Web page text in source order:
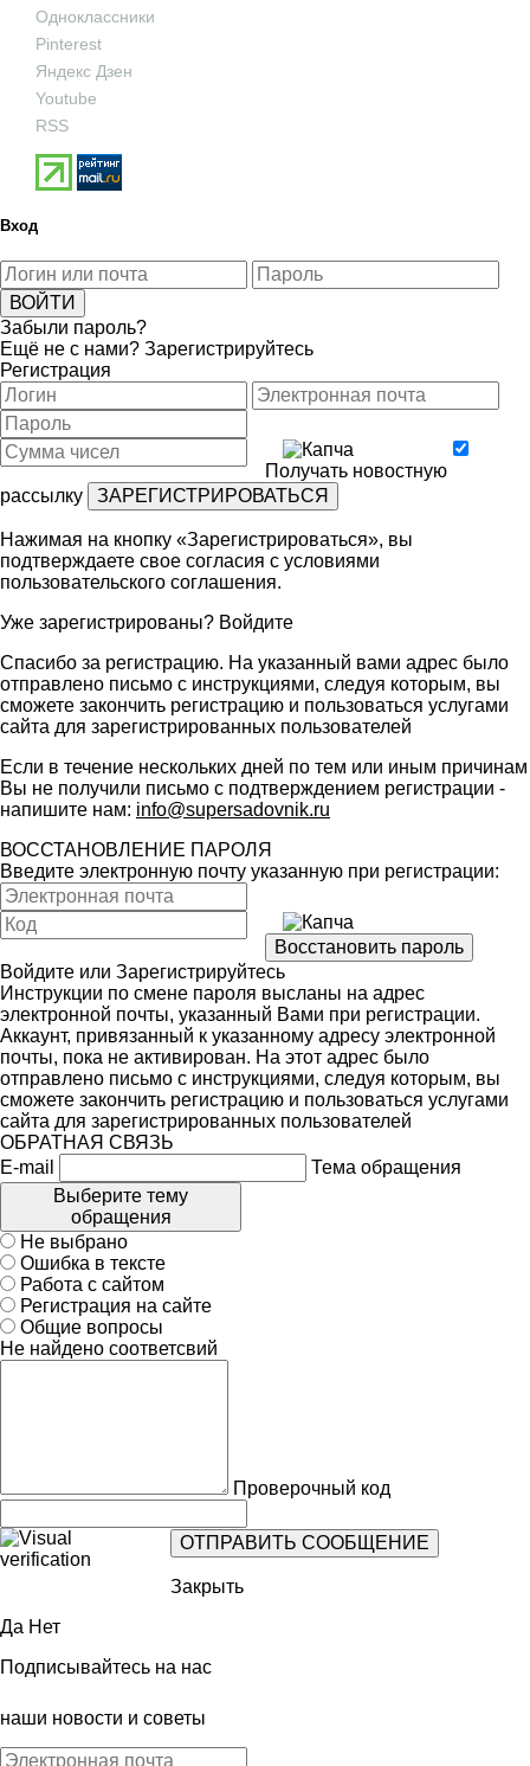
Одноклассники
Pinterest
Яндекс Дзен
Youtube
RSS
Вход
Забыли пароль?
Ещё не с нами? Зарегистрируйтесь
Регистрация
Получать новостную
рассылку
Нажимая на кнопку «Зарегистрироваться», вы
подтверждаете свое согласия с условиями
пользовательского соглашения.
Уже зарегистрированы? Войдите
Спасибо за регистрацию. На указанный вами адрес было
отправлено письмо с инструкциями, следуя которым, вы
сможете закончить регистрацию и пользоваться услугами
сайта для зарегистрированных пользователей
Если в течение нескольких дней по тем или иным причинам
Вы не получили письмо с подтверждением регистрации -
напишите нам: info@supersadovnik.ru
ВОССТАНОВЛЕНИЕ ПАРОЛЯ
Введите электронную почту указанную при регистрации:
Войдите или Зарегистрируйтесь
Инструкции по смене пароля высланы на адрес
электронной почты, указанный Вами при регистрации.
Аккаунт, привязанный к указанному адресу электронной
почты, пока не активирован. На этот адрес было
отправлено письмо с инструкциями, следуя которым, вы
сможете закончить регистрацию и пользоваться услугами
сайта для зарегистрированных пользователей
ОБРАТНАЯ СВЯЗЬ
E-mail
Тема обращения
Выберите тему
обращения
Не выбрано
Ошибка в тексте
Работа с сайтом
Регистрация на сайте
Общие вопросы
Не найдено соответсвий
Проверочный код
Закрыть
Да Нет
Подписывайтесь на нас
наши новости и советы